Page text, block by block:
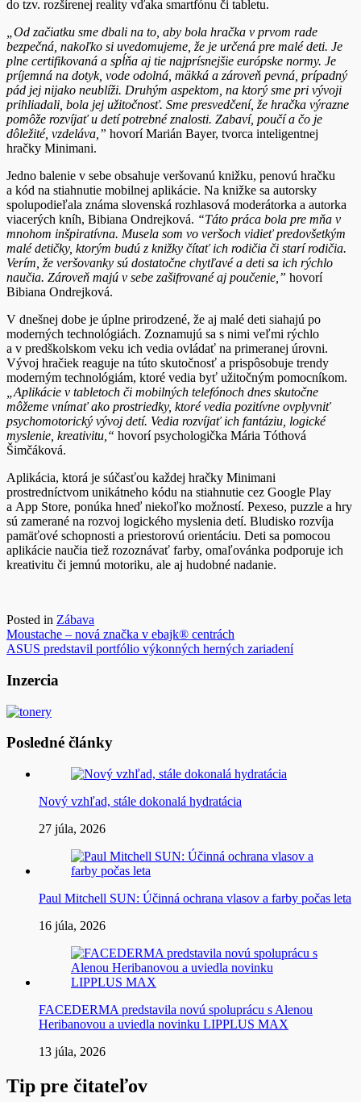
do tzv. rozšírenej reality vďaka smartfónu či tabletu.
Od začiatku sme dbali na to, aby bola hračka v prvom rade
bezpečná, nakoľko si uvedomujeme, že je určená pre malé deti. Je
plne certifikovaná a spĺňa aj tie najprísnejšie európske normy. Je
príjemná na dotyk, vode odolná, mäkká a zároveň pevná, prípadný
pád jej nijako neublíži. Druhým aspektom, na ktorý sme pri vývoji
prihliadali, bola jej užitočnosť. Sme presvedčení, že hračka výrazne
pomôže rozvíjať u detí potrebné znalosti. Zabaví, poučí a čo je
dôležité, vzdeláva,” hovorí Marián Bayer, tvorca inteligentnej
hračky Minimani.
Jedno balenie v sebe obsahuje veršovanú knižku, penovú hračku
a kód na stiahnutie mobilnej aplikácie. Na knižke sa autorsky
spolupodieľala známa slovenská rozhlasová moderátorka a autorka
viacerých kníh, Bibiana Ondrejková. “Táto práca bola pre mňa v
mnohom inšpiratívna. Musela som vo veršoch vidieť predovšetkým
malé detičky, ktorým budú z knižky čítať ich rodičia či starí rodičia.
Verím, že veršovanky sú dostatočne chytľavé a deti sa ich rýchlo
naučia. Zároveň majú v sebe zašifrované aj poučenie,” hovorí
Bibiana Ondrejková.
V dnešnej dobe je úplne prirodzené, že aj malé deti siahajú po
moderných technológiách. Zoznamujú sa s nimi veľmi rýchlo
a v predškolskom veku ich vedia ovládať na primeranej úrovni.
Vývoj hračiek reaguje na túto skutočnosť a prispôsobuje trendy
moderným technológiám, ktoré vedia byť užitočným pomocníkom.
„Aplikácie v tabletoch či mobilných telefónoch dnes skutočne
môžeme vnímať ako prostriedky, ktoré vedia pozitívne ovplyvniť
psychomotorický vývoj detí. Vedia rozvíjať ich fantáziu, logické
myslenie, kreativitu,“ hovorí psychologička Mária Tóthová
Šimčáková.
Aplikácia, ktorá je súčasťou každej hračky Minimani
prostredníctvom unikátneho kódu na stiahnutie cez Google Play
a App Store, ponúka hneď niekoľko možností. Pexeso, puzzle a hry
sú zamerané na rozvoj logického myslenia detí. Bludisko rozvíja
pamäťové schopnosti a priestorovú orientáciu. Deti sa pomocou
aplikácie naučia tiež rozoznávať farby, omaľovánka podporuje ich
kreativitu či jemnú motoriku, ale aj hudobné nadanie.
Posted in Zábava
Navigácia
v
článku
Moustache – nová značka v ebajk® centrách
ASUS predstavil portfólio výkonných herných zariadení
Inzercia
Posledné články
Nový vzhľad, stále dokonalá hydratácia
27 júla, 2026
Paul Mitchell SUN: Účinná ochrana vlasov a farby počas leta
16 júla, 2026
FACEDERMA predstavila novú spoluprácu s Alenou
Heribanovou a uviedla novinku LIPPLUS MAX
13 júla, 2026
Tip pre čitateľov